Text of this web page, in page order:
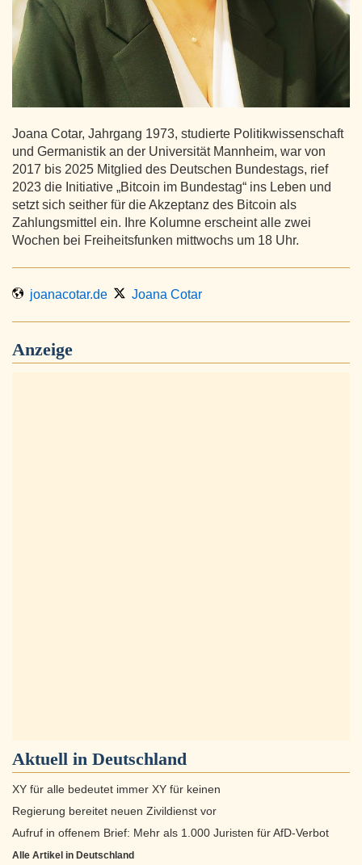
Joana Cotar, Jahrgang 1973, studierte Politikwissenschaft
und Germanistik an der Universität Mannheim, war von
2017 bis 2025 Mitglied des Deutschen Bundestags, rief
2023 die Initiative „Bitcoin im Bundestag“ ins Leben und
setzt sich seither für die Akzeptanz des Bitcoin als
Zahlungsmittel ein. Ihre Kolumne erscheint alle zwei
Wochen bei Freiheitsfunken mittwochs um 18 Uhr.
joanacotar.de Joana Cotar
Anzeige
Aktuell in Deutschland
XY für alle bedeutet immer XY für keinen
Regierung bereitet neuen Zivildienst vor
Aufruf in offenem Brief: Mehr als 1.000 Juristen für AfD-Verbot
Alle Artikel in Deutschland